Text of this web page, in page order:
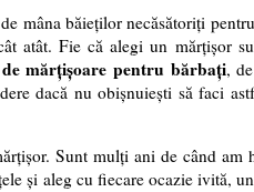
mâna băieților necăsătoriți
atât. Fie că alegi un mărțișor
mărțișoare pentru bărbați,
dacă nu obișnuiești să faci
Sunt mulți ani de când am
și aleg cu fiecare ocazie ivită,